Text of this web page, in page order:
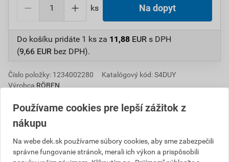
ks Na dopyt
Do košíku pridáte 1 ks za 11,88 EUR s DPH
(9,66 EUR bez DPH).
Číslo položky: 1234002280
Katalógový kód: S4DUY
Výrobca RÖBEN
Škridla okrajová sa vyrába s ľavým a pravým bočným
Používame cookies pre lepší zážitok z
nákupu
Na webe dek.sk používame súbory cookies, aby sme zabezpečili
správne fungovanie stránok, merali ich výkon a prispôsobili